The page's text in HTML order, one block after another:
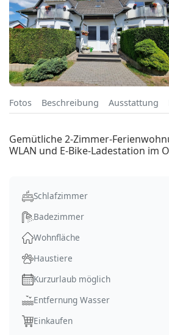
Fotos Beschreibung Ausstattung
Gemütliche 2-Zimmer-
WLAN und E-Bike-Ladestation im
Schlafzimmer
Badezimmer
Wohnfläche
Haustiere
Kurzurlaub möglich
Entfernung Wasser
Einkaufen